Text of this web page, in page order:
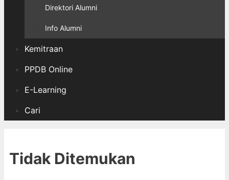
Direktori Alumni
Info Alumni
Kemitraan
PPDB Online
E-Learning
Cari
Tidak Ditemukan